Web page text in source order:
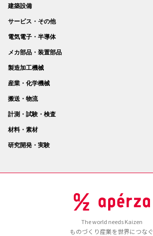
建築設備
サービス・その他
電気電子・半導体
メカ部品・装置部品
製造加工機械
産業・化学機械
搬送・物流
計測・試験・検査
材料・素材
研究開発・実験
The world needs Kaizen
ものづくり産業を世界につなぐ